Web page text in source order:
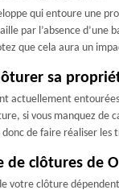
qui entoure une
par l’absence
que cela aura un
sa
actuellement
si vous manquez de
donc de faire réaliser
de clôtures de
votre clôture